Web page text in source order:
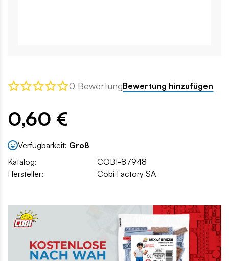
0 BewertungBewertung hinzufügen
0,60 €
Verfügbarkeit: Groß
Katalog:
COBI-87948
Hersteller:
Cobi Factory SA